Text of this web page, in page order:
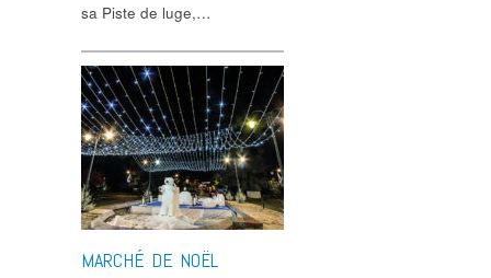
sa Piste de luge,…
MARCHÉ DE NOËL